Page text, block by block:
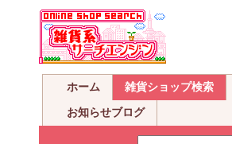
ホーム 雑貨ショップ検索
お知らせブログ